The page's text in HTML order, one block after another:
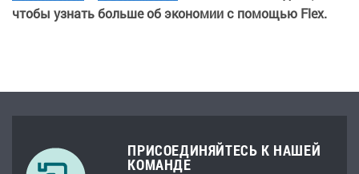
чтобы узнать больше об экономии с помощью Flex.
ПРИСОЕДИНЯЙТЕСЬ К НАШЕЙ
КОМАНДЕ